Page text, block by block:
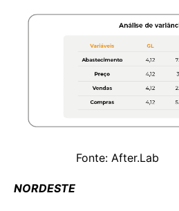
Fonte: After.Lab
NORDESTE